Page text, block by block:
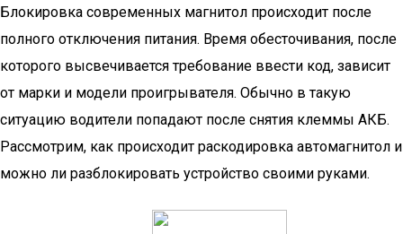
Блокировка современных магнитол происходит после
полного отключения питания. Время обесточивания, после
которого высвечивается требование ввести код, зависит
от марки и модели проигрывателя. Обычно в такую
ситуацию водители попадают после снятия клеммы АКБ.
Рассмотрим, как происходит раскодировка автомагнитол и
можно ли разблокировать устройство своими руками.